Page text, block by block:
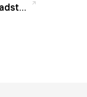
Vårdnadstvist